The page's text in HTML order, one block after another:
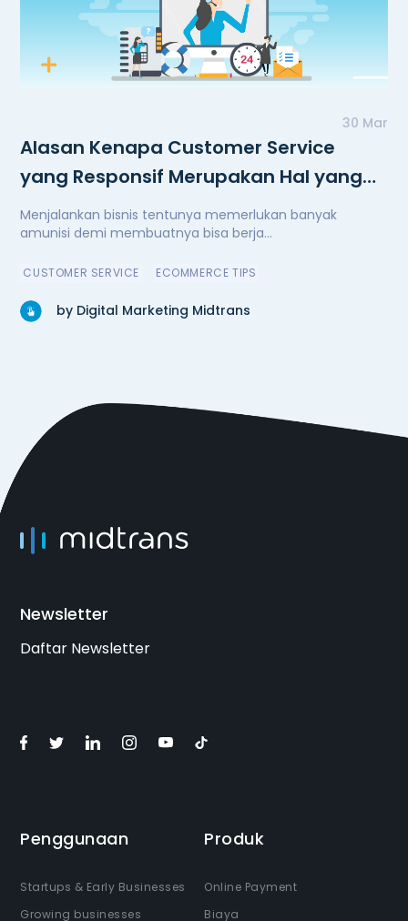
30 Mar
Alasan Kenapa Customer Service
yang Responsif Merupakan Hal yang
Penting
Menjalankan bisnis tentunya memerlukan banyak
amunisi demi membuatnya bisa berja...
CUSTOMER SERVICE ECOMMERCE TIPS
by Digital Marketing Midtrans
Newsletter
Daftar Newsletter
Penggunaan
Startups & Early Businesses
Growing businesses
Produk
Online Payment
Biaya